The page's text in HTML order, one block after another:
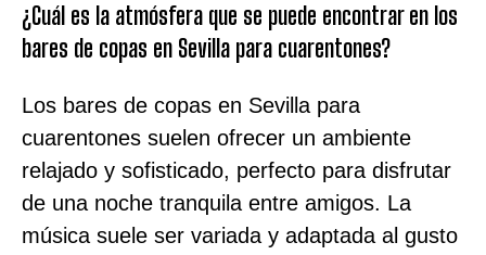
¿Cuál es la atmósfera que se puede encontrar en los
bares de copas en Sevilla para cuarentones?
Los bares de copas en Sevilla para
cuarentones suelen ofrecer un ambiente
relajado y sofisticado, perfecto para disfrutar
de una noche tranquila entre amigos. La
música suele ser variada y adaptada al gusto